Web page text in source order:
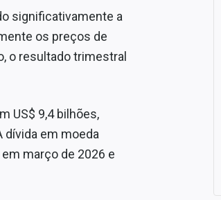
significativamente a
os preços de
o resultado trimestral
US$ 9,4 bilhões,
dívida em moeda
março de 2026 e